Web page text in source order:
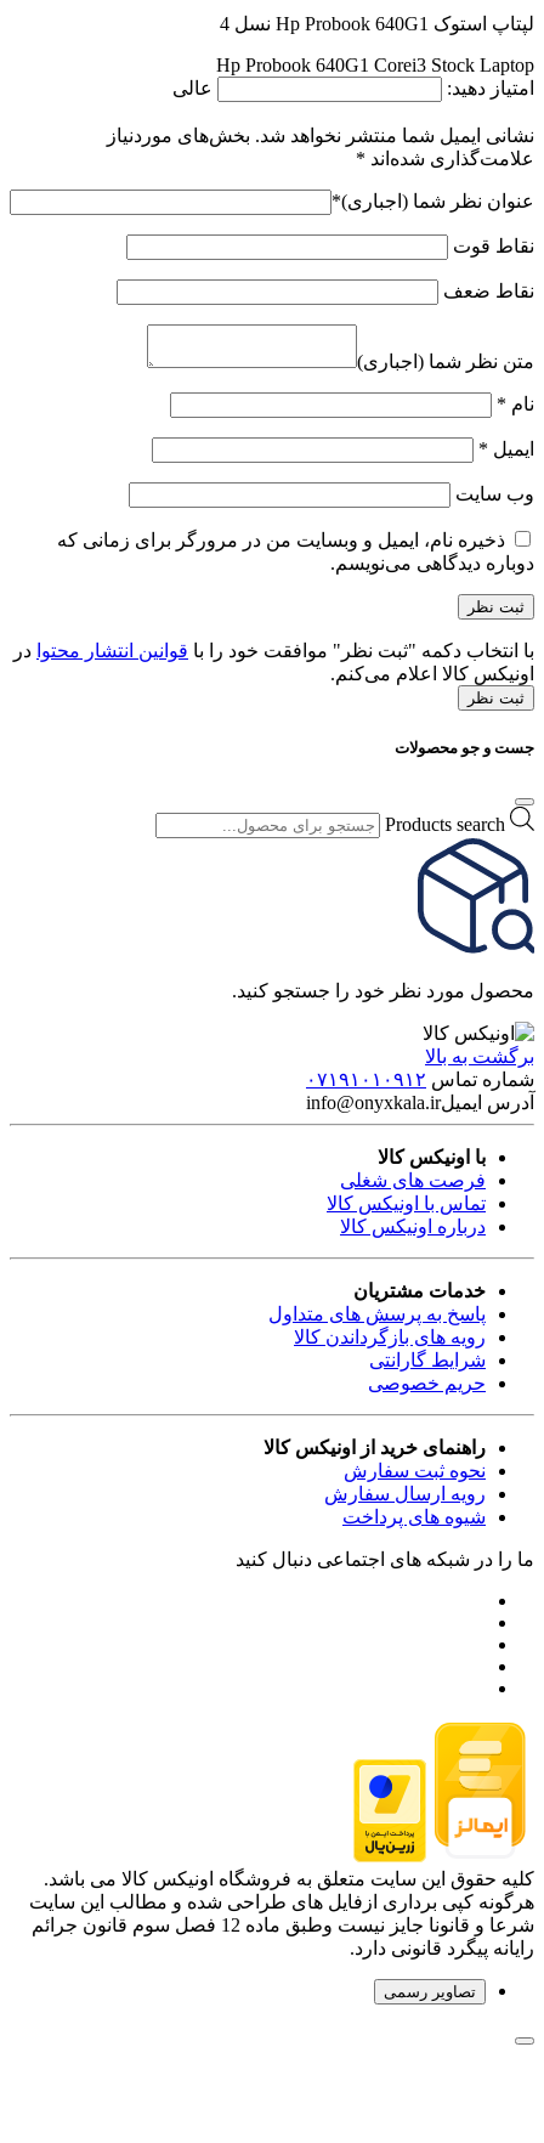
لپتاپ استوک Hp Probook 640G1 نسل 4
Hp Probook 640G1 Corei3 Stock Laptop
امتیاز دهید:
عالی
نشانی ایمیل شما منتشر نخواهد شد. بخش‌های موردنیاز
علامت‌گذاری شده‌اند *
عنوان نظر شما (اجباری)*
نقاط قوت
نقاط ضعف
متن نظر شما (اجباری)
نام *
ایمیل *
وب‌ سایت
ذخیره نام، ایمیل و وبسایت من در مرورگر برای زمانی که
دوباره دیدگاهی می‌نویسم.
با انتخاب دکمه "ثبت نظر" موافقت خود را با قوانین انتشار محتوا در
اونیکس کالا اعلام می‌کنم.
ثبت نظر
جست و جو محصولات
Products search
محصول مورد نظر خود را جستجو کنید.
برگشت به بالا
شماره تماس ۰۷۱۹۱۰۱۰۹۱۲
آدرس ایمیلinfo@onyxkala.ir
با اونیکس کالا
فرصت های شغلی
تماس با اونیکس کالا
درباره اونیکس کالا
خدمات مشتریان
پاسخ به پرسش های متداول
رویه های بازگرداندن کالا
شرایط گارانتی
حریم خصوصی
راهنمای خرید از اونیکس کالا
نحوه ثبت سفارش
رویه ارسال سفارش
شیوه های پرداخت
ما را در شبکه های اجتماعی دنبال کنید
کلیه حقوق این سایت متعلق به فروشگاه اونیکس کالا می باشد.
هرگونه کپی برداری ازفایل های طراحی شده و مطالب این سایت
شرعا و قانونا جایز نیست وطبق ماده 12 فصل سوم قانون جرائم
رایانه پیگرد قانونی دارد.
تصاویر رسمی